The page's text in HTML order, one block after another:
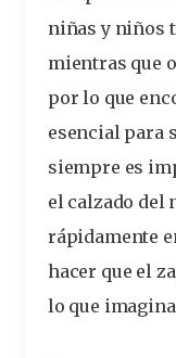
niñas y niños
mientras que
por lo que
esencial para
siempre es
el calzado del
rápidamente
hacer que el
lo que